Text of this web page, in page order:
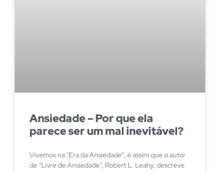
Ansiedade – Por que ela
parece ser um mal inevitável?
Vivemos na “Era da Ansiedade”, é assim que o autor
de “Livre de Ansiedade”, Robert L. Leahy, descreve